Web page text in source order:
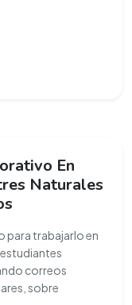
En
Naturales
trabajarlo en
correos
sobre